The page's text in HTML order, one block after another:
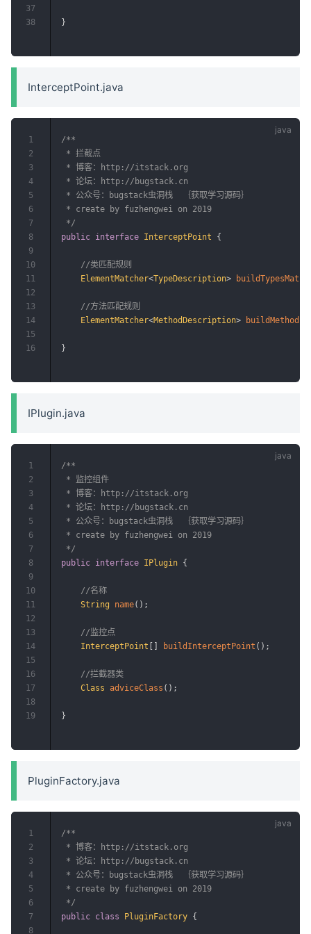
}
37
38
InterceptPoint.java
/**
* 拦截点
* 博客：http://itstack.org
* 论坛：http://bugstack.cn
* 公众号：bugstack虫洞栈  ｛获取学习源码｝
* create by fuzhengwei on 2019
*/
public interface InterceptPoint {
//类匹配规则
ElementMatcher<TypeDescription>
//方法匹配规则
ElementMatcher<MethodDescription>
}
1
2
3
4
5
6
7
8
9
10
11
12
13
14
15
16
IPlugin.java
/**
* 监控组件
* 博客：http://itstack.org
* 论坛：http://bugstack.cn
* 公众号：bugstack虫洞栈  ｛获取学习源码｝
* create by fuzhengwei on 2019
*/
public interface IPlugin {
//名称
String
name( ) ;
//监控点
InterceptPoint [ ] buildInterceptPoint ( ) ;
//拦截器类
Class adviceClass ( ) ;
}
1
2
3
4
5
6
7
8
9
10
11
12
13
14
15
16
17
18
19
PluginFactory.java
/**
* 博客：http://itstack.org
* 论坛：http://bugstack.cn
* 公众号：bugstack虫洞栈  ｛获取学习源码｝
* create by fuzhengwei on 2019
*/
public class PluginFactory {
1
2
3
4
5
6
7
8